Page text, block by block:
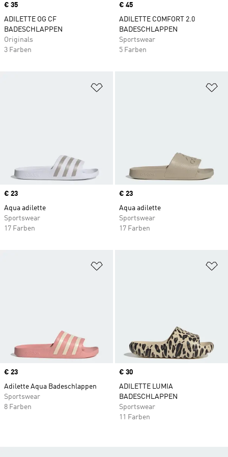
Price
€ 35
ADILETTE OG CF
BADESCHLAPPEN
Originals
3 Farben
Price
€ 45
ADILETTE COMFORT 2.0
BADESCHLAPPEN
Sportswear
5 Farben
Price
€ 23
Aqua adilette
Sportswear
17 Farben
Price
€ 23
Aqua adilette
Sportswear
17 Farben
Price
€ 23
Adilette Aqua Badeschlappen
Sportswear
8 Farben
Price
€ 30
ADILETTE LUMIA
BADESCHLAPPEN
Sportswear
11 Farben